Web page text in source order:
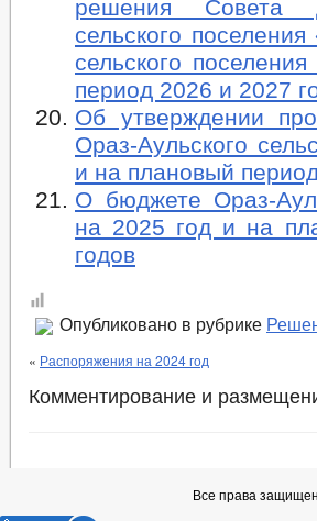
решения Совета
сельского
сельского
период 2026 и 2027
Об утверждении
Ораз-Аульского
и на плановый
О бюджете Ораз-
на 2025 год и на
годов
Опубликовано в рубрике
« Распоряжения на 2024 год
Комментирование и
Все права